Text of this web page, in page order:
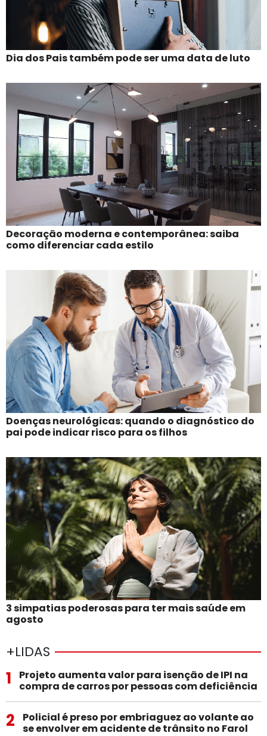
Dia dos Pais também pode ser uma data de luto
Decoração moderna e contemporânea: saiba
como diferenciar cada estilo
Doenças neurológicas: quando o diagnóstico do
pai pode indicar risco para os filhos
3 simpatias poderosas para ter mais saúde em
agosto
+LIDAS
1
Projeto aumenta valor para isenção de IPI na
compra de carros por pessoas com deficiência
2
Policial é preso por embriaguez ao volante ao
se envolver em acidente de trânsito no Farol